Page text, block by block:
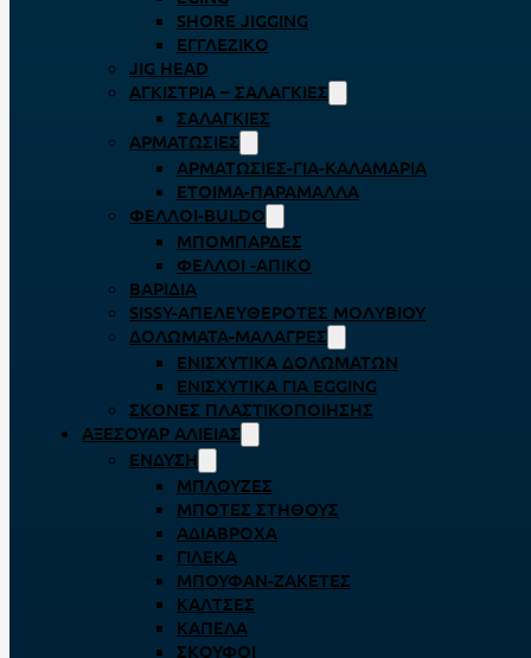
SHORE JIGGING
ΕΓΓΛΈΖΙΚΟ
JIG HEAD
ΑΓΚΊΣΤΡΙΑ – ΣΑΛΑΓΚΙΈΣ
ΣΑΛΑΓΚΙΈΣ
ΑΡΜΑΤΩΣΙΈΣ
ΑΡΜΑΤΩΣΙΈΣ-ΓΙΑ-ΚΑΛΑΜΆΡΙΑ
ΈΤΟΙΜΑ-ΠΑΡΆΜΑΛΛΑ
ΦΕΛΛΟΊ-BULDO
ΜΠΟΜΠΆΡΔΕΣ
ΦΕΛΛΟΊ -ΑΠΊΚΟ
ΒΑΡΊΔΙΑ
SISSY-ΑΠΕΛΕΥΘΕΡΟΤΈΣ ΜΟΛΥΒΙΟΎ
ΔΟΛΏΜΑΤΑ-ΜΑΛΆΓΡΕΣ
ΕΝΙΣΧΥΤΙΚΆ ΔΟΛΩΜΆΤΩΝ
ΕΝΙΣΧΥΤΙΚΆ ΓΙΑ EGGING
ΣΚΌΝΕΣ ΠΛΑΣΤΙΚΟΠΟΊΗΣΗΣ
ΑΞΕΣΟΥΆΡ ΑΛΙΕΊΑΣ
ΈΝΔΥΣΗ
ΜΠΛΟΎΖΕΣ
ΜΠΌΤΕΣ ΣΤΉΘΟΥΣ
ΑΔΙΆΒΡΟΧΑ
ΓΙΛΈΚΑ
ΜΠΟΥΦΆΝ-ΖΑΚΈΤΕΣ
ΚΆΛΤΣΕΣ
ΚΑΠΈΛΑ
ΣΚΟΎΦΟΙ